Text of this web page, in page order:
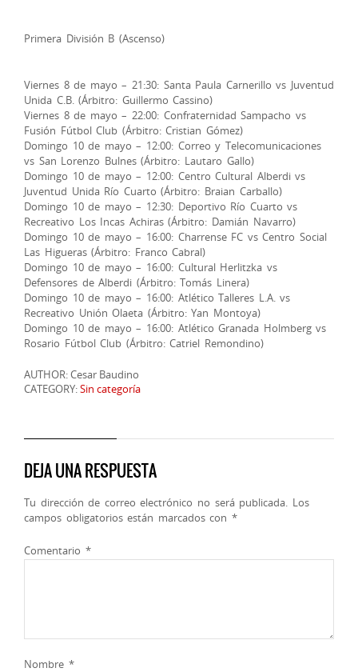
Primera División B (Ascenso)
Viernes 8 de mayo – 21:30: Santa Paula Carnerillo vs Juventud
Unida C.B. (Árbitro: Guillermo Cassino)
​Viernes 8 de mayo – 22:00: Confraternidad Sampacho vs
Fusión Fútbol Club (Árbitro: Cristian Gómez)
​Domingo 10 de mayo – 12:00: Correo y Telecomunicaciones
vs San Lorenzo Bulnes (Árbitro: Lautaro Gallo)
​Domingo 10 de mayo – 12:00: Centro Cultural Alberdi vs
Juventud Unida Río Cuarto (Árbitro: Braian Carballo)
​Domingo 10 de mayo – 12:30: Deportivo Río Cuarto vs
Recreativo Los Incas Achiras (Árbitro: Damián Navarro)
​Domingo 10 de mayo – 16:00: Charrense FC vs Centro Social
Las Higueras (Árbitro: Franco Cabral)
​Domingo 10 de mayo – 16:00: Cultural Herlitzka vs
Defensores de Alberdi (Árbitro: Tomás Linera)
​Domingo 10 de mayo – 16:00: Atlético Talleres L.A. vs
Recreativo Unión Olaeta (Árbitro: Yan Montoya)
​Domingo 10 de mayo – 16:00: Atlético Granada Holmberg vs
Rosario Fútbol Club (Árbitro: Catriel Remondino)
AUTHOR: Cesar Baudino
CATEGORY:Sin categoría
DEJA UNA RESPUESTA
Tu dirección de correo electrónico no será publicada. Los
campos obligatorios están marcados con *
Comentario *
Nombre *